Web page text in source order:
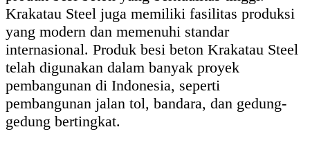
Krakatau Steel juga memiliki fasilitas produksi
yang modern dan memenuhi standar
internasional. Produk besi beton Krakatau Steel
telah digunakan dalam banyak proyek
pembangunan di Indonesia, seperti
pembangunan jalan tol, bandara, dan gedung-
gedung bertingkat.